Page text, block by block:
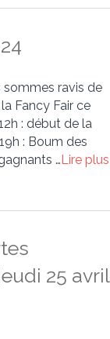
sommes ravis de
Fancy Fair ce
: début de la
: Boum des
…Lire plus
25 avril